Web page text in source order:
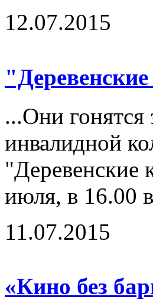
12.07.2015
...Они гонятся
инвалидной
"Деревенские
июля, в 16.00
11.07.2015
«Кино без